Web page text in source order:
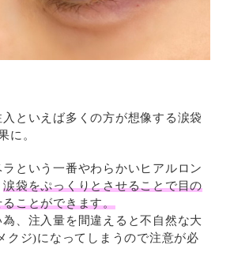
入といえば多くの方が想像する涙袋
に。
という一番やわらかいヒアルロン
涙袋をぷっくりとさせることで目の
ことができます。
、注入量を間違えると不自然な大
クジ)になってしまうので注意が必